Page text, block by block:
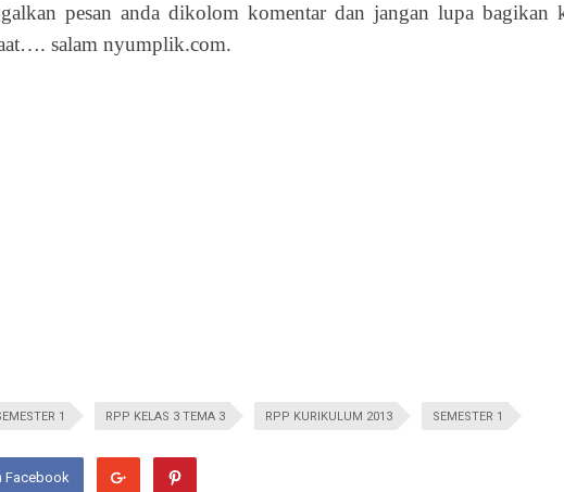
pesan anda dikolom komentar dan jangan lupa bagikan
salam nyumplik.com.
1 RPP KELAS 3 TEMA 3 RPP KURIKULUM 2013 SEMESTER 1
Facebook